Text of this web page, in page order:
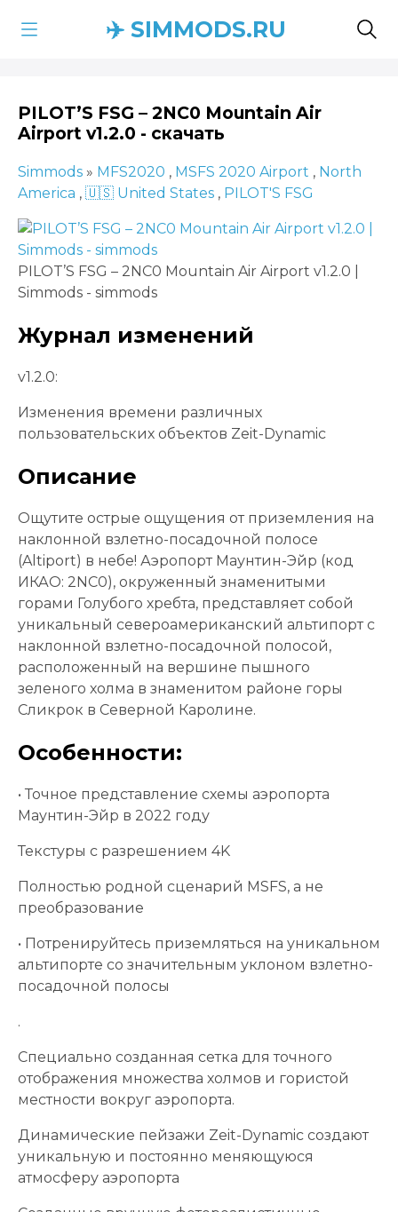
✈️ SIMMODS.RU
PILOT’S FSG – 2NC0 Mountain Air
Airport v1.2.0 - скачать
Simmods » MFS2020 , MSFS 2020 Airport , North
America , 🇺🇸 United States , PILOT'S FSG
PILOT’S FSG – 2NC0 Mountain Air Airport v1.2.0 |
Simmods - simmods
Журнал изменений
v1.2.0:
Изменения времени различных
пользовательских объектов Zeit-Dynamic
Описание
Ощутите острые ощущения от приземления на
наклонной взлетно-посадочной полосе
(Altiport) в небе! Аэропорт Маунтин-Эйр (код
ИКАО: 2NC0), окруженный знаменитыми
горами Голубого хребта, представляет собой
уникальный североамериканский альтипорт с
наклонной взлетно-посадочной полосой,
расположенный на вершине пышного
зеленого холма в знаменитом районе горы
Сликрок в Северной Каролине.
Особенности:
• Точное представление схемы аэропорта
Маунтин-Эйр в 2022 году
Текстуры с разрешением 4K
Полностью родной сценарий MSFS, а не
преобразование
• Потренируйтесь приземляться на уникальном
альтипорте со значительным уклоном взлетно-
посадочной полосы
.
Специально созданная сетка для точного
отображения множества холмов и гористой
местности вокруг аэропорта.
Динамические пейзажи Zeit-Dynamic создают
уникальную и постоянно меняющуюся
атмосферу аэропорта